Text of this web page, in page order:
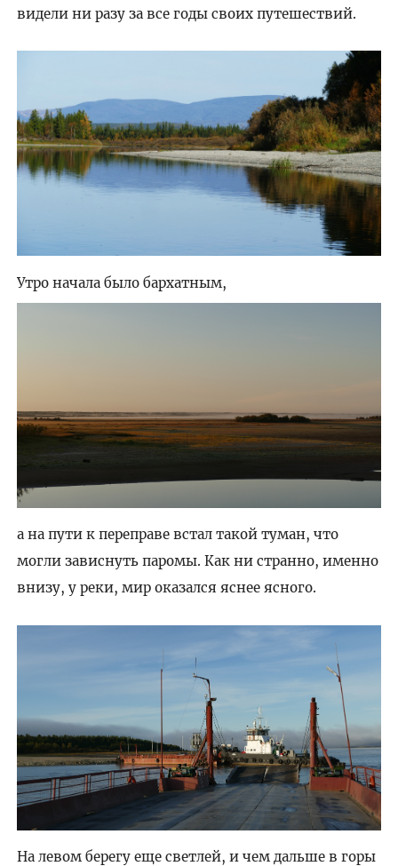
видели ни разу за все годы своих путешествий.
Утро начала было бархатным,
а на пути к переправе встал такой туман, что
могли зависнуть паромы. Как ни странно, именно
внизу, у реки, мир оказался яснее ясного.
На левом берегу еще светлей, и чем дальше в горы